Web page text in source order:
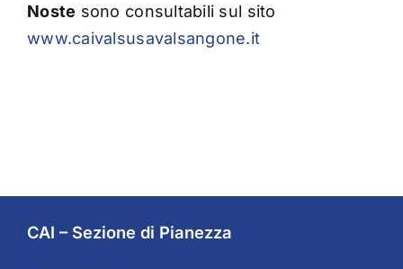
Noste sono consultabili sul sito
www.caivalsusavalsangone.it
CAI – Sezione di Pianezza